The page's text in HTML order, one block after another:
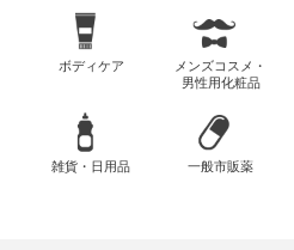
ボディケア
メンズコスメ・
男性用化粧品
雑貨・日用品 一般市販薬